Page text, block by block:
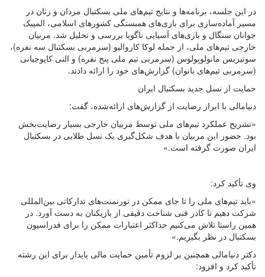
در این جلسه، برنامه‌ها و نتایج تیم‌های ملی بسکتبال مردان و زنان در
مسیر آماده‌سازی برای بازی‌های همبستگی کشورهای اسلامی، المپیک
جوانان سنگال و بازی‌های آسیایی ناگویا بررسی و تحلیل شد. مربیان
خارجی تیم‌های ملی، از جمله لوکا کاروالیو (سرمربی بسکتبال سه نفره)،
سوتیریس مانولوپولوس (سرمربی تیم ملی پنج نفره) و النی کاپوجیانی
(سرمربی تیم‌های بانوان) گزارش‌های خود را ارائه دادند.
حمایت از نسل جدید بسکتبال ایران
دنیامالی با ابراز رضایت از گزارش‌های ارائه‌شده، گفت:
«تشریح عملکرد تیم‌های ملی توسط مربیان خارجی بسیار رضایت‌بخش
بود. حضور این مربیان با هدف شکل‌گیری یک نسل طلایی در بسکتبال
ایران صورت گرفته است.»
وی تأکید کرد:
«باید تیم‌های ملی را تا جای ممکن در تورنمنت‌های تدارکاتی بین‌المللی
شرکت دهیم تا کادر فنی شناخت دقیقی از بازیکنان به دست آورد. در
همین راستا تلاش می‌کنیم حداکثر اعتبارات ممکن را برای فدراسیون
بسکتبال در نظر بگیریم.»
دکتر دنیامالی همچنین بر لزوم تأمین حمایت مالی پایدار برای این رشته
تأکید کرد و افزود: